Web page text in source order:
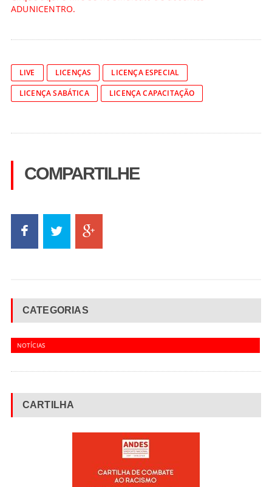
ADUNICENTRO.
LIVE LICENÇAS
LICENÇA ESPECIAL
LICENÇA SABÁTICA
LICENÇA CAPACITAÇÃO
COMPARTILHE
CATEGORIAS
NOTÍCIAS
CARTILHA